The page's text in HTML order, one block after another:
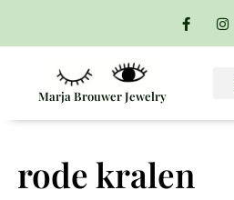
Marja Brouwer Jewelry
rode kralen